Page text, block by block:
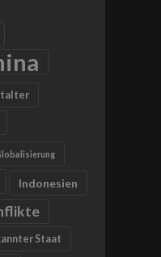
Indonesien
Staat